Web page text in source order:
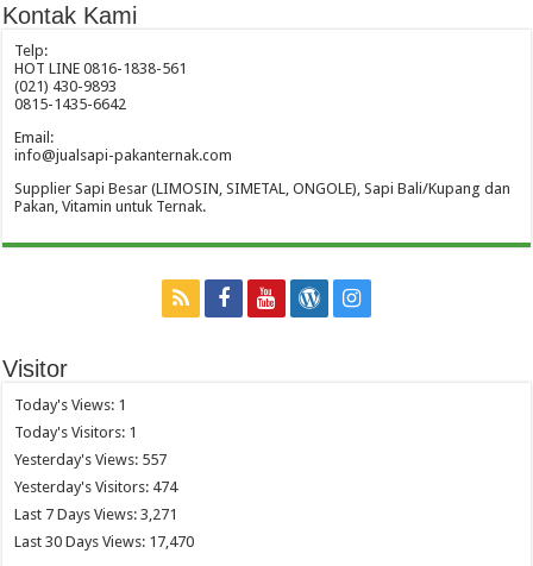
Kontak Kami
Telp:
HOT LINE 0816-1838-561
(021) 430-9893
0815-1435-6642
Email:
info@jualsapi-pakanternak.com
Supplier Sapi Besar (LIMOSIN, SIMETAL, ONGOLE), Sapi Bali/Kupang dan
Pakan, Vitamin untuk Ternak.
Visitor
Today's Views: 1
Today's Visitors: 1
Yesterday's Views: 557
Yesterday's Visitors: 474
Last 7 Days Views:3,271
Last 30 Days Views: 17,470